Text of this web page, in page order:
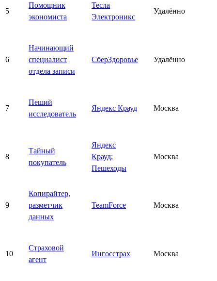
5
Помощник
экономиста
Тесла
Электроникс
Удалённо
6
Начинающий
специалист
отдела записи
СберЗдоровье Удалённо
7
Пеший
исследователь
Яндекс Крауд Москва
8
Тайный
покупатель
Яндекс
Крауд:
Пешеходы
Москва
9
Копирайтер,
разметчик
данных
TeamForce Москва
10
Страховой
агент
Ингосстрах Москва